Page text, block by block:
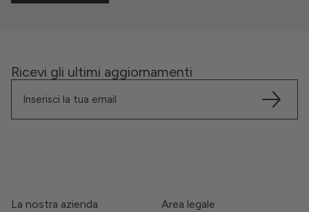
Ricevi gli ultimi aggiornamenti
La nostra azienda Area legale